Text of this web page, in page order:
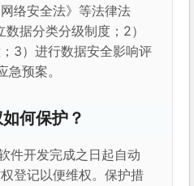
络安全法》等法律法
据分类分级制度；2）
3）进行数据安全影响评
预案。
何保护？
件开发完成之日起自动
登记以便维权。保护措